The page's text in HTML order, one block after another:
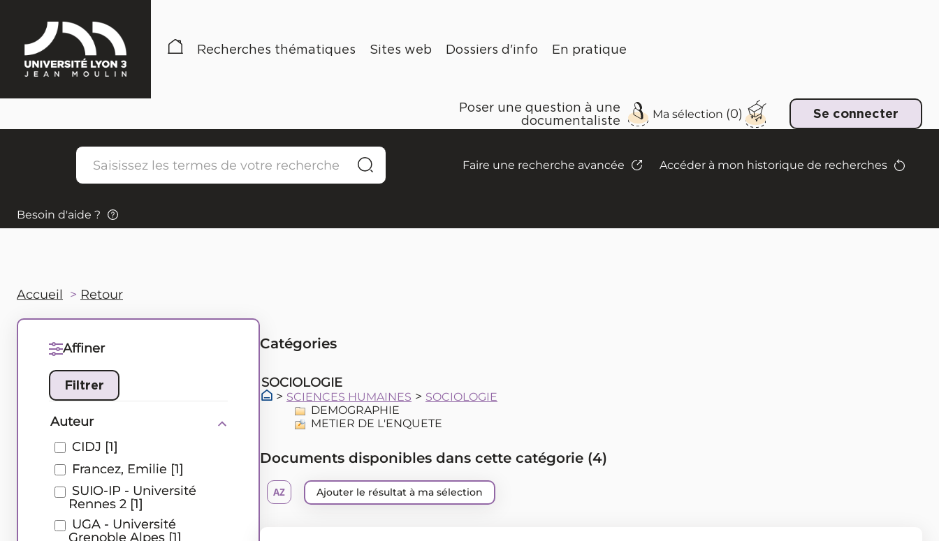
Recherches thématiques Sites web Dossiers d'info En pratique
Poser une question à une
documentaliste
Se connecter
Faire une recherche avancée Accéder à mon historique de recherches
Besoin d'aide ?
Accueil Retour
Affiner
Auteur
CIDJ [1]
Francez, Emilie [1]
SUIO-IP - Université
Rennes 2 [1]
UGA - Université
Grenoble Alpes [1]
Catégories
> SCIENCES HUMAINES > SOCIOLOGIE
DEMOGRAPHIE
METIER DE L'ENQUETE
SOCIOLOGIE
Documents disponibles dans cette catégorie (4)
Ajouter le résultat à ma sélection